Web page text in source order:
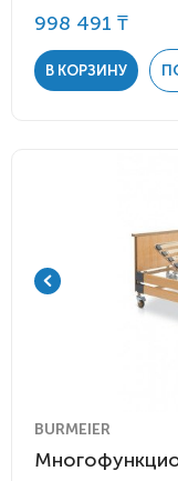
998 491 ₸
В КОРЗИНУ
BURMEIER